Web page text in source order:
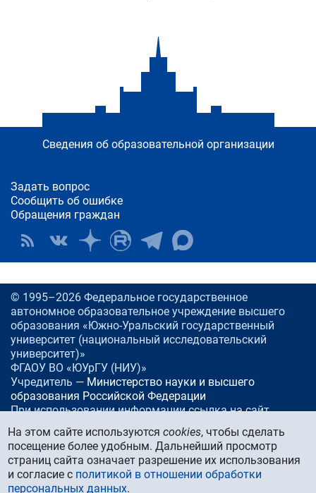
Сведения об образовательной организации
Задать вопрос
Сообщить об ошибке
Обращения граждан
© 1995–2026 Федеральное государственное
автономное образовательное учреждение высшего
образования «Южно-Уральский государственный
университет (национальный исследовательский
университет)»
ФГАОУ ВО «ЮУрГУ (НИУ)»
Учредитель — Министерство науки и высшего
образования Российской Федерации
При использовании информации ссылка на сайт
www.
susu.ru
Россия, 454080Челябинск, проспект Ленина, 76
Тел./факс:+7 (351) 267-99-00
E-mail:info@susu.ru
На этом сайте используютсяcookies, чтобы сделать
посещение более удобным. Дальнейший просмотр
страниц сайта означает разрешение их использования
и согласие с политикой в отношении обработки
персональных данных.